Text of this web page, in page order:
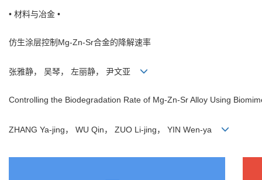
• 材料与冶金 •
仿生涂层控制Mg-Zn-Sr合金的降解速率
张雅静， 吴琴， 左丽静， 尹文亚
Controlling the Biodegradation Rate of Mg-Zn-Sr Alloy Using
ZHANG Ya-jing， WU Qin， ZUO Li-jing， YIN Wen-ya